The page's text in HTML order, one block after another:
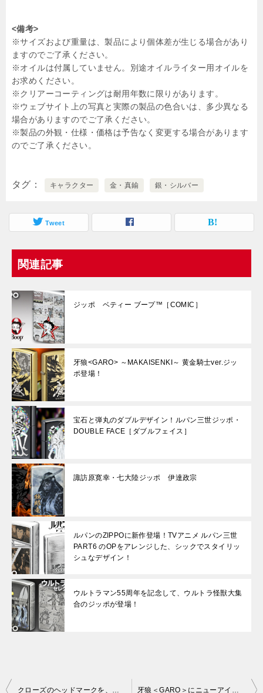
<備考>
※サイズおよび重量は、製品により個体差が生じる場合があり
ますのでご了承ください。
※オイルは付属していません。別途オイルライター用オイルを
お求めください。
※クリアーコーティングは耐用年数に限りがあります。
※ウェブサイト上の写真と実際の製品の色合いは、多少異なる
場合がありますのでご了承ください。
※製品の外観・仕様・価格は予告なく変更する場合があります
のでご了承ください。
タグ キャラクター 金・真鍮 銀・シルバー
Tweet
関連記事
ジッポ ベティー ブープ™［COMIC］
牙狼<GARO> ～MAKAISENKI～ 黄金騎士ver.ジッ
ポ登場！
宝石と弾丸のダブルデザイン！ルパン三世ジッポ・
DOUBLE FACE［ダブルフェイス］
諏訪原寛幸・七大陸ジッポ 伊達政宗
ルパンのZIPPOに新作登場！TVアニメ ルパン三世
PART6 のOPをアレンジした、シックでスタイリッ
シュなデザイン！
ウルトラマン55周年を記念して、ウルトラ怪獣大集
合のジッポが登場！
投 クローズのヘッドマークを、ロンソンライターに大きくデザイン！ 牙狼＜GARO＞にニューアイテム「魔戒ノ花 ロンソン・タイフーンライター」登場！